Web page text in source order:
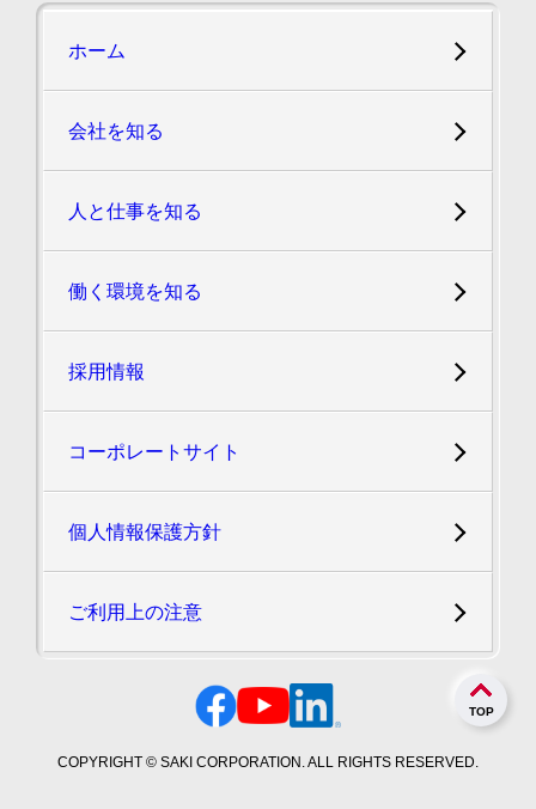
ホーム
会社を知る
人と仕事を知る
働く環境を知る
採用情報
コーポレートサイト
個人情報保護方針
ご利用上の注意
COPYRIGHT © SAKI CORPORATION. ALL RIGHTS RESERVED.
TOP